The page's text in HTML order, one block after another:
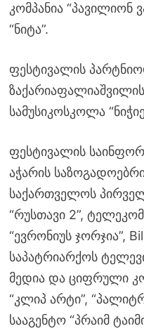
კომპანია “პავილიონ
“ნიტა”.
ფესტივალის
სამუსიკოსკოლა
ფესტივალის
აჭარის
საქართველოს
“რუსთავი 2”,
“ევრონიუს ჯორჯია”,
საპატრიარქოს
მედია და ციფრული
“კლიპ არტი”,
სააგენტო “პრაიმ